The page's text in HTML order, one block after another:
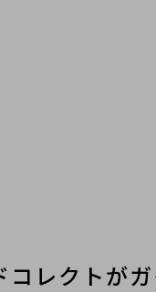
レクトがガ